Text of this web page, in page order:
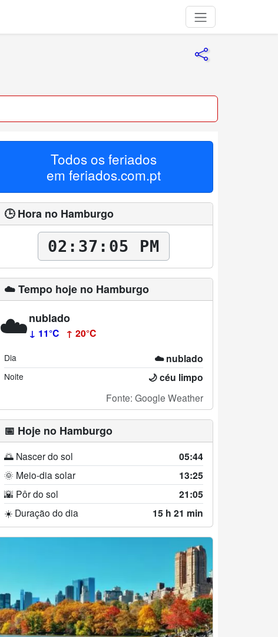
Todos os feriados
em feriados.com.pt
🕒 Hora no Hamburgo
02:37:06 PM
☁️ Tempo hoje no Hamburgo
☁️nublado
↓ 11°C ↑ 20°C
Dia ☁️ nublado
Noite 🌙 céu limpo
Fonte: Google Weather
📅 Hoje no Hamburgo
🌅 Nascer do sol 05:44
🌞 Meio-dia solar 13:25
🌇 Pôr do sol 21:05
☀️ Duração do dia 15 h 21 min